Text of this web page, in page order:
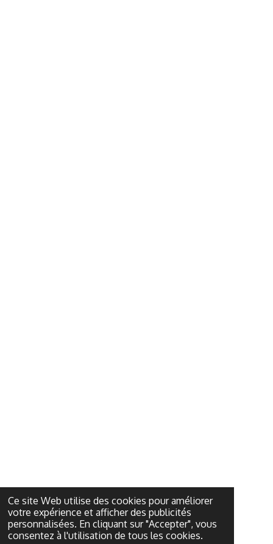
Ce site Web utilise des cookies pour améliorer
votre expérience et afficher des publicités
personnalisées. En cliquant sur "Accepter", vous
consentez à l'utilisation de tous les cookies.